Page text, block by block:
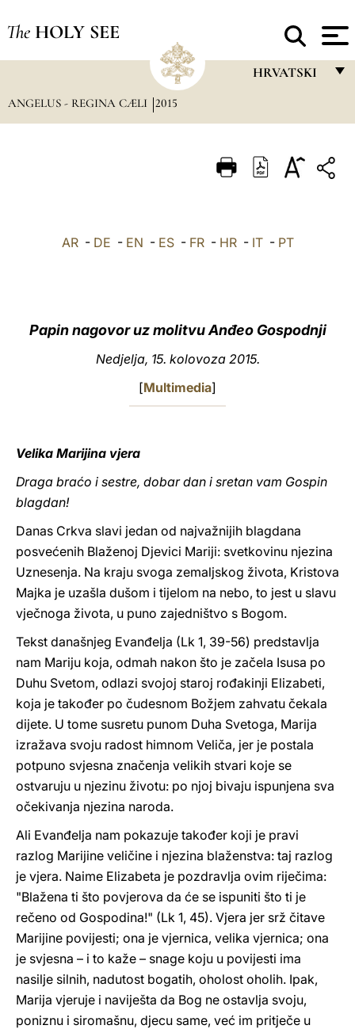
The HOLY SEE
HRVATSKI
ITALIANO
中文
ANGELUS - REGINA CÆLI 2015
AR- DE - EN - ES- FR- HR- IT- PT
Papin nagovor uz molitvu Anđeo Gospodnji
Nedjelja, 15. kolovoza 2015.
[Multimedia]
Velika Marijina vjera
Draga braćo i sestre, dobar dan i sretan vam Gospin
blagdan!
Danas Crkva slavi jedan od najvažnijih blagdana
posvećenih Blaženoj Djevici Mariji: svetkovinu njezina
Uznesenja. Na kraju svoga zemaljskog života, Kristova
Majka je uzašla dušom i tijelom na nebo, to jest u slavu
vječnoga života, u puno zajedništvo s Bogom.
Tekst današnjeg Evanđelja (Lk 1, 39-56) predstavlja
nam Mariju koja, odmah nakon što je začela Isusa po
Duhu Svetom, odlazi svojoj staroj rođakinji Elizabeti,
koja je također po čudesnom Božjem zahvatu čekala
dijete. U tome susretu punom Duha Svetoga, Marija
izražava svoju radost himnom Veliča, jer je postala
potpuno svjesna značenja velikih stvari koje se
ostvaruju u njezinu životu: po njoj bivaju ispunjena sva
očekivanja njezina naroda.
Ali Evanđelja nam pokazuje također koji je pravi
razlog Marijine veličine i njezina blaženstva: taj razlog
je vjera. Naime Elizabeta je pozdravlja ovim riječima:
"Blažena ti što povjerova da će se ispuniti što ti je
rečeno od Gospodina!" (Lk 1, 45). Vjera jer srž čitave
Marijine povijesti; ona je vjernica, velika vjernica; ona
je svjesna – i to kaže – snage koju u povijesti ima
nasilje silnih, nadutost bogatih, oholost oholih. Ipak,
Marija vjeruje i naviješta da Bog ne ostavlja svoju,
poniznu i siromašnu, djecu same, već im pritječe u